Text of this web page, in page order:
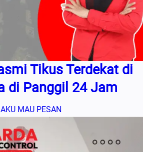
Tikus Terdekat di
di Panggil 24 Jam
AKU MAU PESAN